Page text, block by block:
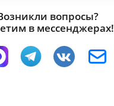
вопросы?
в мессенджерах!